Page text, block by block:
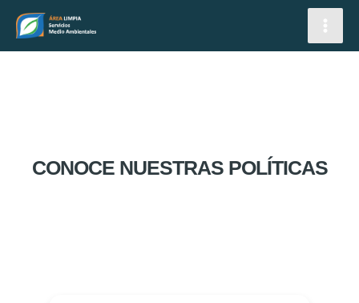
CONOCE NUESTRAS POLÍTICAS